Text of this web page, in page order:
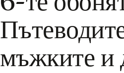
мъжките